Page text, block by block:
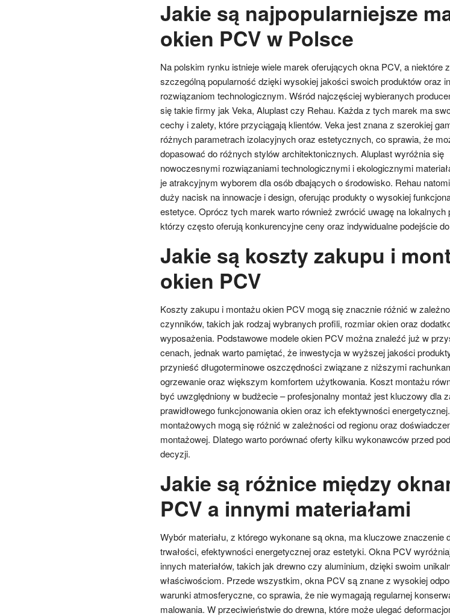
Jakie są najpopularniejsze
okien PCV w Polsce
Na polskim rynku istnieje wiele marek oferujących okna PCV, a niektóre
szczególną popularność dzięki wysokiej jakości swoich produktów oraz
rozwiązaniom technologicznym. Wśród najczęściej wybieranych
się takie firmy jak Veka, Aluplast czy Rehau. Każda z tych marek ma
cechy i zalety, które przyciągają klientów. Veka jest znana z szerokiej
różnych parametrach izolacyjnych oraz estetycznych, co sprawia, że
dopasować do różnych stylów architektonicznych. Aluplast wyróżnia się
nowoczesnymi rozwiązaniami technologicznymi i ekologicznymi
je atrakcyjnym wyborem dla osób dbających o środowisko. Rehau
duży nacisk na innowacje i design, oferując produkty o wysokiej
estetyce. Oprócz tych marek warto również zwrócić uwagę na lokalnych
którzy często oferują konkurencyjne ceny oraz indywidualne podejście
Jakie są koszty zakupu i
okien PCV
Koszty zakupu i montażu okien PCV mogą się znacznie różnić w
czynników, takich jak rodzaj wybranych profili, rozmiar okien oraz
wyposażenia. Podstawowe modele okien PCV można znaleźć już w
cenach, jednak warto pamiętać, że inwestycja w wyższej jakości
przynieść długoterminowe oszczędności związane z niższymi
ogrzewanie oraz większym komfortem użytkowania. Koszt montażu
być uwzględniony w budżecie – profesjonalny montaż jest kluczowy dla
prawidłowego funkcjonowania okien oraz ich efektywności
montażowych mogą się różnić w zależności od regionu oraz
montażowej. Dlatego warto porównać oferty kilku wykonawców przed
decyzji.
Jakie są różnice między
PCV a innymi materiałami
Wybór materiału, z którego wykonane są okna, ma kluczowe znaczenie
trwałości, efektywności energetycznej oraz estetyki. Okna PCV
innych materiałów, takich jak drewno czy aluminium, dzięki swoim
właściwościom. Przede wszystkim, okna PCV są znane z wysokiej
warunki atmosferyczne, co sprawia, że nie wymagają regularnej
malowania. W przeciwieństwie do drewna, które może ulegać